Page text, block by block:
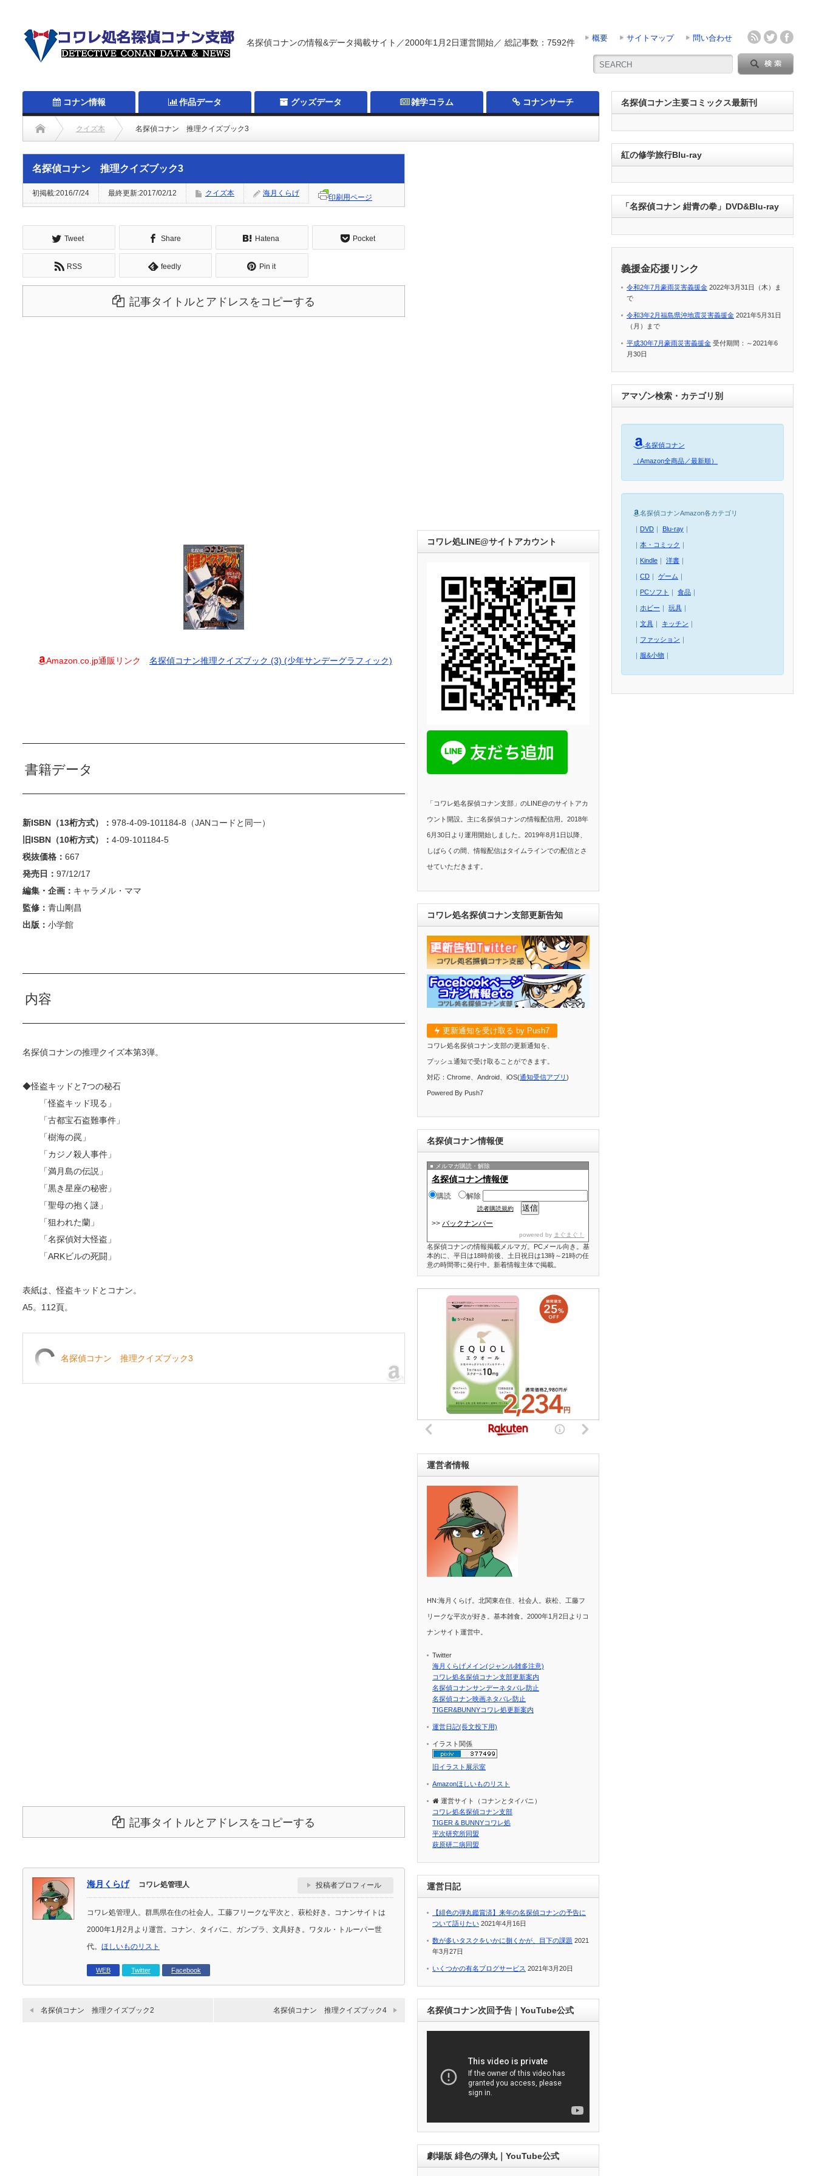
概要 サイトマップ 問い合わせ
名探偵コナンの情報&データ掲載サイト／2000年1月2日運営開始／ 総記事数：7592件
コナン情報 作品データ グッズデータ 雑学コラム コナンサーチ
クイズ本 名探偵コナン 推理クイズブック3
名探偵コナン 推理クイズブック3
初掲載:2016/7/24 最終更新:2017/02/12 クイズ本 海月くらげ 印刷用ページ
Tweet Share Hatena Pocket
RSS feedly Pin it
記事タイトルとアドレスをコピーする
Amazon.co.jp通販リンク 名探偵コナン推理クイズブック (3) (少年サンデーグラフィック)
書籍データ
新ISBN（13桁方式）： 978-4-09-101184-8（JANコードと同一）
旧ISBN（10桁方式）： 4-09-101184-5
税抜価格： 667
発売日： 97/12/17
編集・企画： キャラメル・ママ
監修： 青山剛昌
出版： 小学館
内容
名探偵コナンの推理クイズ本第3弾。
◆怪盗キッドと7つの秘石
「怪盗キッド現る」
「古都宝石盗難事件」
「樹海の罠」
「カジノ殺人事件」
「満月島の伝説」
「黒き星座の秘密」
「聖母の抱く謎」
「狙われた蘭」
「名探偵対大怪盗」
「ARKビルの死闘」
表紙は、怪盗キッドとコナン。
A5。112頁。
名探偵コナン 推理クイズブック3
記事タイトルとアドレスをコピーする
海月くらげ コワレ処管理人 投稿者プロフィール
コワレ処管理人。群馬県在住の社会人。工藤フリークな平次と、萩松好き。コナンサイトは
2000年1月2月より運営。コナン、タイバニ、ガンプラ、文具好き。ワタル・トルーパー世
代。 ほしいものリスト
WEB Twitter Facebook
名探偵コナン 推理クイズブック2 名探偵コナン 推理クイズブック4
コワレ処LINE@サイトアカウント
「コワレ処名探偵コナン支部」のLINE@のサイトアカ
ウント開設。主に名探偵コナンの情報配信用。2018年
6月30日より運用開始しました。2019年8月1日以降、
しばらくの間、情報配信はタイムラインでの配信とさ
せていただきます。
コワレ処名探偵コナン支部更新告知
更新通知を受け取る by Push7
コワレ処名探偵コナン支部の更新通知を、
プッシュ通知で受け取ることができます。
対応：Chrome、Android、iOS(通知受信アプリ )
Powered By Push7
名探偵コナン情報便
メルマガ購読・解除
名探偵コナン情報便
購読 解除
読者購読規約
>> バックナンバー
powered by まぐまぐ！
名探偵コナンの情報掲載メルマガ。PCメール向き。基
本的に、平日は18時前後、土日祝日は13時～21時の任
意の時間帯に発行中。新着情報主体で掲載。
運営者情報
HN:海月くらげ。北関東在住、社会人。萩松、工藤フ
リークな平次が好き。基本雑食。2000年1月2日よりコ
ナンサイト運営中。
Twitter
海月くらげメイン(ジャンル雑多注意)
コワレ処名探偵コナン支部更新案内
名探偵コナンサンデーネタバレ防止
名探偵コナン映画ネタバレ防止
TIGER&BUNNYコワレ処更新案内
運営日記(長文投下用)
イラスト関係
旧イラスト展示室
Amazonほしいものリスト
運営サイト（コナンとタイバニ）
コワレ処名探偵コナン支部
TIGER & BUNNYコワレ処
平次研究所同盟
萩原研二病同盟
運営日記
【緋色の弾丸鑑賞済】来年の名探偵コナンの予告に
ついて語りたい 2021年4月16日
数が多いタスクをいかに捌くかが、目下の課題 2021
年3月27日
いくつかの有名ブログサービス 2021年3月20日
名探偵コナン次回予告｜YouTube公式
劇場版 緋色の弾丸｜YouTube公式
名探偵コナン主要コミックス最新刊
紅の修学旅行Blu-ray
「名探偵コナン 紺青の拳」DVD&Blu-ray
義援金応援リンク
令和2年7月豪雨災害義援金 2022年3月31日（木）ま
で
令和3年2月福島県沖地震災害義援金 2021年5月31日
（月）まで
平成30年7月豪雨災害義援金 受付期間：～2021年6
月30日
アマゾン検索・カテゴリ別
名探偵コナン
（Amazon全商品／最新順）
名探偵コナンAmazon各カテゴリ
｜ DVD ｜ Blu-ray ｜
｜ 本・コミック ｜
｜ Kindle ｜ 洋書 ｜
｜ CD ｜ ゲーム ｜
｜ PCソフト ｜ 食品 ｜
｜ ホビー ｜ 玩具 ｜
｜ 文具 ｜ キッチン ｜
｜ ファッション ｜
｜ 服&小物 ｜